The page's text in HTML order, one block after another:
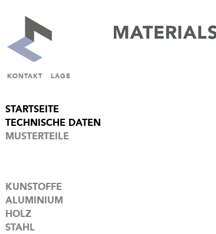
KONTAKT LAGE
STARTSEITE
TECHNISCHE DATEN
MUSTERTEILE
KUNSTOFFE
ALUMINIUM
HOLZ
STAHL